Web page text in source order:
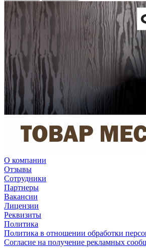
О компании
Отзывы
Сотрудники
Партнеры
Вакансии
Лицензии
Реквизиты
Политика
Политика в отношении обработки
Согласие на получение рекламных